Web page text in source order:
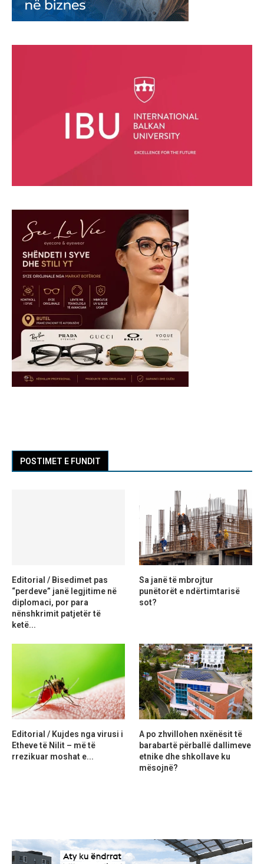
POSTIMET E FUNDIT
Editorial / Bisedimet pas
“perdeve” janë legjitime në
diplomaci, por para
nënshkrimit patjetër të
ketë...
Sa janë të mbrojtur
punëtorët e ndërtimtarisë
sot?
Editorial / Kujdes nga virusi i
Etheve të Nilit – më të
rrezikuar moshat e...
A po zhvillohen nxënësit të
barabartë përballë dallimeve
etnike dhe shkollave ku
mësojnë?